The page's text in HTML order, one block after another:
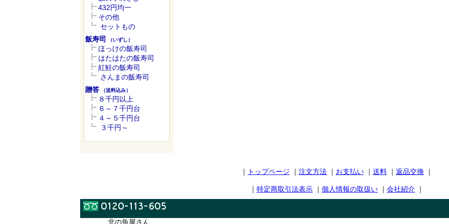
432円均一
その他
セットもの
飯寿司
（いずし）
ほっけの飯寿司
はたはたの飯寿司
紅鮭の飯寿司
さんまの飯寿司
贈答 （送料込み）
８千円以上
６～７千円台
４～５千円台
３千円～
｜ トップページ ｜ 注文方法 ｜ お支払い ｜ 送料 ｜ 返品交換 ｜
｜ 特定商取引法表示 ｜ 個人情報の取扱い ｜ 会社紹介 ｜
北の魚屋さん